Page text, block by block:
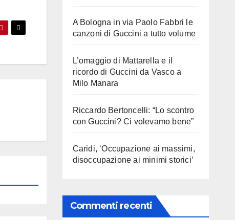
A Bologna in via Paolo Fabbri le
canzoni di Guccini a tutto volume
L’omaggio di Mattarella e il
ricordo di Guccini da Vasco a
Milo Manara
Riccardo Bertoncelli: “Lo scontro
con Guccini? Ci volevamo bene”
Caridi, ‘Occupazione ai massimi,
disoccupazione ai minimi storici’
Commenti recenti